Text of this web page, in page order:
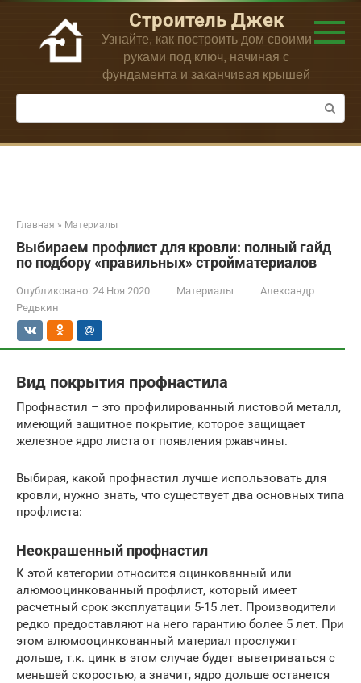
Перейти
контенту
Строитель Джек
Узнайте, как построить дом своими
руками под ключ, начиная с
фундамента и заканчивая крышей
Поиск:
Главная » Материалы
Выбираем профлист для кровли: полный гайд
по подбору «правильных» стройматериалов
Опубликовано: 24 Ноя 2020 Материалы
Александр
Редькин
Вид покрытия профнастила
Профнастил – это профилированный листовой металл,
имеющий защитное покрытие, которое защищает
железное ядро листа от появления ржавчины.
Выбирая, какой профнастил лучше использовать для
кровли, нужно знать, что существует два основных типа
профлиста:
Неокрашенный профнастил
К этой категории относится оцинкованный или
алюмооцинкованный профлист, который имеет
расчетный срок эксплуатации 5-15 лет. Производители
редко предоставляют на него гарантию более 5 лет. При
этом алюмооцинкованный материал прослужит
дольше, т.к. цинк в этом случае будет выветриваться с
меньшей скоростью, а значит, ядро дольше останется